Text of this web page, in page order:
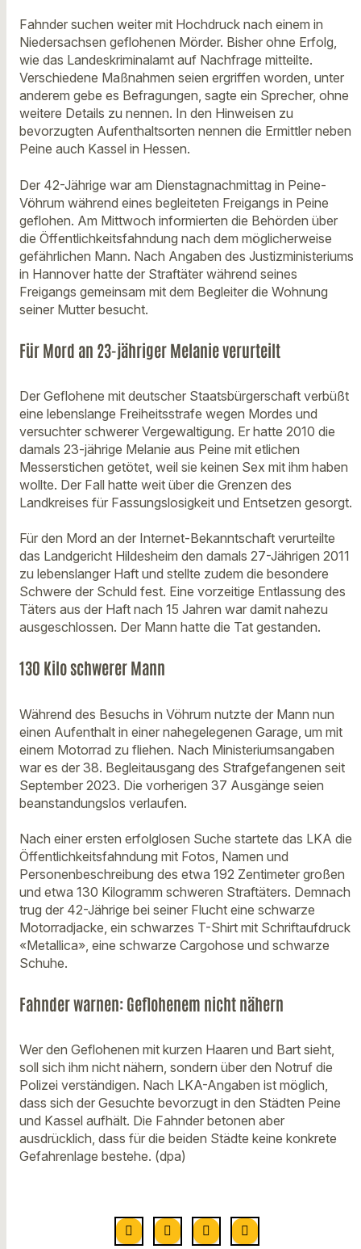
Fahnder suchen weiter mit Hochdruck nach einem in
Niedersachsen geflohenen Mörder. Bisher ohne Erfolg,
wie das Landeskriminalamt auf Nachfrage mitteilte.
Verschiedene Maßnahmen seien ergriffen worden, unter
anderem gebe es Befragungen, sagte ein Sprecher, ohne
weitere Details zu nennen. In den Hinweisen zu
bevorzugten Aufenthaltsorten nennen die Ermittler neben
Peine auch Kassel in Hessen.
Der 42-Jährige war am Dienstagnachmittag in Peine-
Vöhrum während eines begleiteten Freigangs in Peine
geflohen. Am Mittwoch informierten die Behörden über
die Öffentlichkeitsfahndung nach dem möglicherweise
gefährlichen Mann. Nach Angaben des Justizministeriums
in Hannover hatte der Straftäter während seines
Freigangs gemeinsam mit dem Begleiter die Wohnung
seiner Mutter besucht.
Für Mord an 23-jähriger Melanie verurteilt
Der Geflohene mit deutscher Staatsbürgerschaft verbüßt
eine lebenslange Freiheitsstrafe wegen Mordes und
versuchter schwerer Vergewaltigung. Er hatte 2010 die
damals 23-jährige Melanie aus Peine mit etlichen
Messerstichen getötet, weil sie keinen Sex mit ihm haben
wollte. Der Fall hatte weit über die Grenzen des
Landkreises für Fassungslosigkeit und Entsetzen gesorgt.
Für den Mord an der Internet-Bekanntschaft verurteilte
das Landgericht Hildesheim den damals 27-Jährigen 2011
zu lebenslanger Haft und stellte zudem die besondere
Schwere der Schuld fest. Eine vorzeitige Entlassung des
Täters aus der Haft nach 15 Jahren war damit nahezu
ausgeschlossen. Der Mann hatte die Tat gestanden.
130 Kilo schwerer Mann
Während des Besuchs in Vöhrum nutzte der Mann nun
einen Aufenthalt in einer nahegelegenen Garage, um mit
einem Motorrad zu fliehen. Nach Ministeriumsangaben
war es der 38. Begleitausgang des Strafgefangenen seit
September 2023. Die vorherigen 37 Ausgänge seien
beanstandungslos verlaufen.
Nach einer ersten erfolglosen Suche startete das LKA die
Öffentlichkeitsfahndung mit Fotos, Namen und
Personenbeschreibung des etwa 192 Zentimeter großen
und etwa 130 Kilogramm schweren Straftäters. Demnach
trug der 42-Jährige bei seiner Flucht eine schwarze
Motorradjacke, ein schwarzes T-Shirt mit Schriftaufdruck
«Metallica», eine schwarze Cargohose und schwarze
Schuhe.
Fahnder warnen: Geflohenem nicht nähern
Wer den Geflohenen mit kurzen Haaren und Bart sieht,
soll sich ihm nicht nähern, sondern über den Notruf die
Polizei verständigen. Nach LKA-Angaben ist möglich,
dass sich der Gesuchte bevorzugt in den Städten Peine
und Kassel aufhält. Die Fahnder betonen aber
ausdrücklich, dass für die beiden Städte keine konkrete
Gefahrenlage bestehe. (dpa)